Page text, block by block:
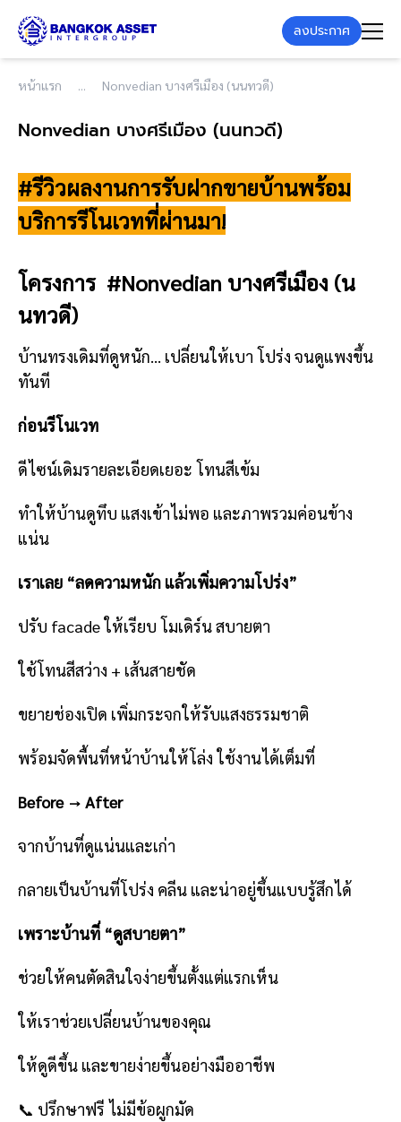
ลงประกาศ
หน้าแรก Nonvedian บางศรีเมือง (นนทวดี)
Nonvedian บางศรีเมือง (นนทวดี)
#รีวิวผลงานการรับฝากขายบ้านพร้อม
บริการรีโนเวทที่ผ่านมา!
โครงการ #Nonvedian บางศรีเมือง (น
นทวดี)
บ้านทรงเดิมที่ดูหนัก… เปลี่ยนให้เบา โปร่ง จนดูแพงขึ้น
ทันที
ก่อนรีโนเวท
ดีไซน์เดิมรายละเอียดเยอะ โทนสีเข้ม
ทำให้บ้านดูทึบ แสงเข้าไม่พอ และภาพรวมค่อนข้าง
แน่น
เราเลย “ลดความหนัก แล้วเพิ่มความโปร่ง”
ปรับ facade ให้เรียบ โมเดิร์น สบายตา
ใช้โทนสีสว่าง + เส้นสายชัด
ขยายช่องเปิด เพิ่มกระจกให้รับแสงธรรมชาติ
พร้อมจัดพื้นที่หน้าบ้านให้โล่ง ใช้งานได้เต็มที่
Before → After
จากบ้านที่ดูแน่นและเก่า
กลายเป็นบ้านที่โปร่ง คลีน และน่าอยู่ขึ้นแบบรู้สึกได้
เพราะบ้านที่ “ดูสบายตา”
ช่วยให้คนตัดสินใจง่ายขึ้นตั้งแต่แรกเห็น
ให้เราช่วยเปลี่ยนบ้านของคุณ
ให้ดูดีขึ้น และขายง่ายขึ้นอย่างมืออาชีพ
📞 ปรึกษาฟรี ไม่มีข้อผูกมัด